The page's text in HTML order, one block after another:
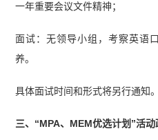
一年重要会议文件精神；
面试：无领导小组，考察英语
养。
具体面试时间和形式将另行通知。
三、“MPA、MEM优选计划”活